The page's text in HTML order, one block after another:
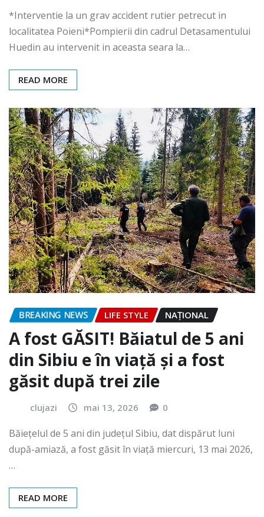
*Interventie la un grav accident rutier petrecut in
localitatea Poieni*Pompierii din cadrul Detasamentului
Huedin au intervenit in aceasta seara la…
READ MORE
BREAKING NEWS LIFE STYLE NAŢIONAL
A fost GĂSIT! Băiatul de 5 ani
din Sibiu e în viață și a fost
găsit după trei zile
clujazi mai 13, 2026 0
Băiețelul de 5 ani din județul Sibiu, dat dispărut luni
după-amiază, a fost găsit în viață miercuri, 13 mai 2026,
…
READ MORE